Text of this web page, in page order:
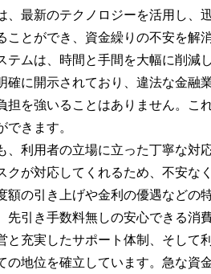
、最新のテクノロジーを活用し、
ことができ、資金繰りの不安を解
ムは、時間と手間を大幅に削減
確に開示されており、違法な金融
担を強いることはありません。こ
きます。
利用者の立場に立った丁寧な対
クが対応してくれるため、不安な
の引き上げや金利の優遇などの
先引き手数料無しの安心できる消
充実したサポート体制、そして
の地位を確立しています。急な資